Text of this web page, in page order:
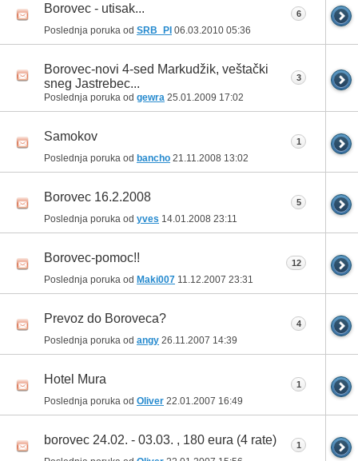
Borovec - utisak...
Poslednja poruka od SRB_PI 06.03.2010 05:36
6
Borovec-novi 4-sed Markudžik, veštački
sneg Jastrebec...
Poslednja poruka od gewra 25.01.2009 17:02
3
Samokov
Poslednja poruka od bancho 21.11.2008 13:02
1
Borovec 16.2.2008
Poslednja poruka od yves 14.01.2008 23:11
5
Borovec-pomoc!!
Poslednja poruka od Maki007 11.12.2007 23:31
12
Prevoz do Boroveca?
Poslednja poruka od angy 26.11.2007 14:39
4
Hotel Mura
Poslednja poruka od Oliver 22.01.2007 16:49
1
borovec 24.02. - 03.03. , 180 eura (4 rate) 1